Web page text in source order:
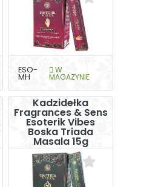
ESO-
MH
W
MAGAZYNIE
Kadzidełka
Fragrances & Sens
Esoterik Vibes
Boska Triada
Masala 15g